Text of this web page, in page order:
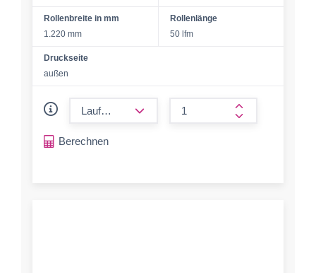
Rollenbreite in mm
1.220 mm
Rollenlänge
50 lfm
Druckseite
außen
form.increase-
Berechnen